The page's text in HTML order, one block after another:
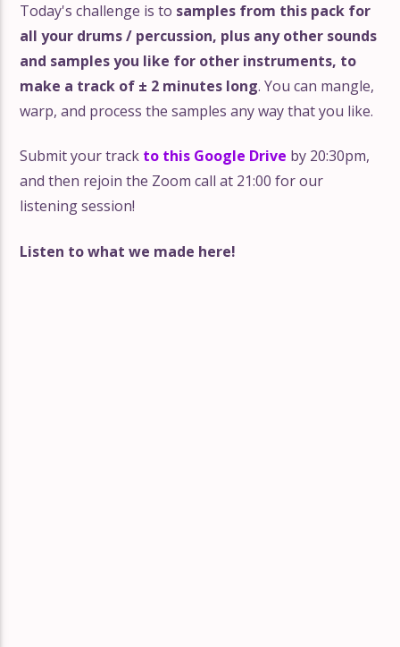
Today's challenge is to samples from this pack for
all your drums / percussion, plus any other sounds
and samples you like for other instruments, to
make a track of ± 2 minutes long. You can mangle,
warp, and process the samples any way that you like.
Submit your track to this Google Drive by 20:30pm,
and then rejoin the Zoom call at 21:00 for our
listening session!
Listen to what we made here!